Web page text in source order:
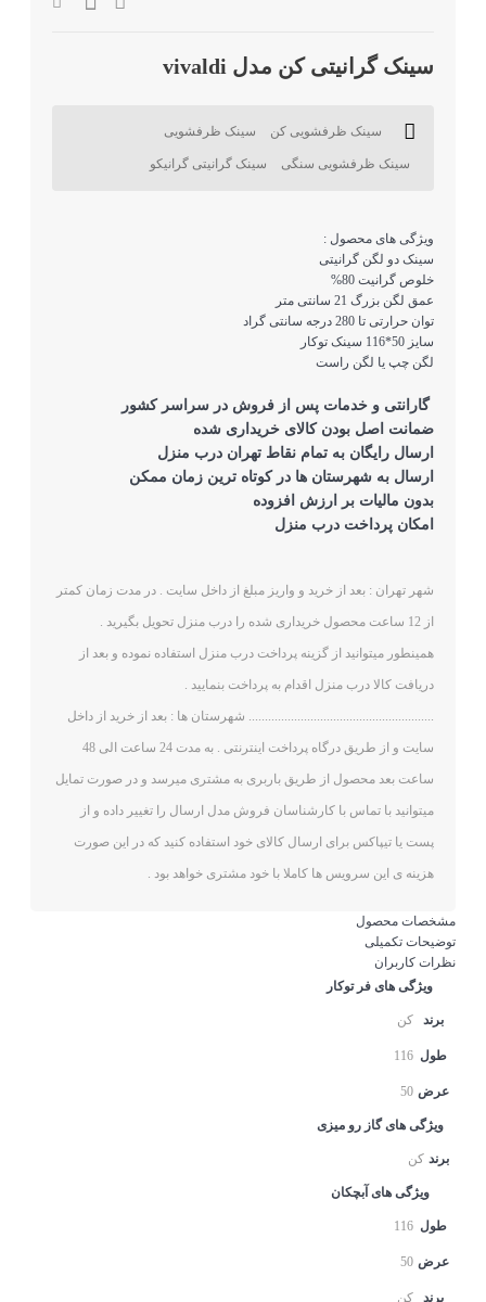
سینک گرانیتی کن مدل vivaldi
سینک ظرفشویی کن سینک ظرفشویی
سینک ظرفشویی سنگی سینک گرانیتی گرانیکو
ویژگی های محصول :
سینک دو لگن گرانیتی
خلوص گرانیت 80%
عمق لگن بزرگ 21 سانتی متر
توان حرارتی تا 280 درجه سانتی گراد
سایز 50*116 سینک توکار
لگن چپ یا لگن راست
گارانتی و خدمات پس از فروش در سراسر کشور
ضمانت اصل بودن کالای خریداری شده
ارسال رایگان به تمام نقاط تهران درب منزل
ارسال به شهرستان ها در کوتاه ترین زمان ممکن
بدون مالیات بر ارزش افزوده
امکان پرداخت درب منزل
شهر تهران : بعد از خرید و واریز مبلغ از داخل سایت . در مدت زمان کمتر
از 12 ساعت محصول خریداری شده را درب منزل تحویل بگیرید .
همینطور میتوانید از گزینه پرداخت درب منزل استفاده نموده و بعد از
دریافت کالا درب منزل اقدام به پرداخت بنمایید .
......................................................... شهرستان ها : بعد از خرید از داخل
سایت و از طریق درگاه پرداخت اینترنتی . به مدت 24 ساعت الی 48
ساعت بعد محصول از طریق باربری به مشتری میرسد و در صورت تمایل
میتوانید با تماس با کارشناسان فروش مدل ارسال را تغییر داده و از
پست یا تیپاکس برای ارسال کالای خود استفاده کنید که در این صورت
هزینه ی این سرویس ها کاملا با خود مشتری خواهد بود .
مشخصات محصول
توضیحات تکمیلی
نظرات کاربران
ویژگی های فر توکار
برند کن
طول 116
عرض 50
ویژگی های گاز رو میزی
برند کن
ویژگی های آبچکان
طول 116
عرض 50
برند کن